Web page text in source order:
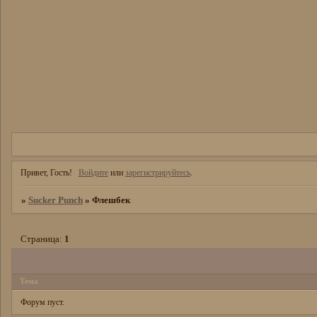
Привет, Гость! Войдитеили зарегистрируйтесь.
» Sucker Punch » Флешбек
Страница: 1
Тема
Форум пуст.